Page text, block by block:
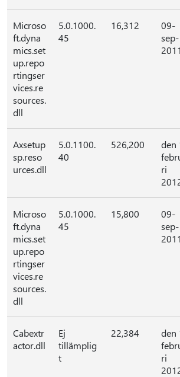
Microso
ft.dyna
mics.set
up.repo
rtingser
vices.re
sources.
dll
5.0.1000.
45
16,312
09-
sep-
2011
Axsetup
sp.reso
urces.dll
5.0.1100.
40
526,200
den
ri
Microso
ft.dyna
mics.set
up.repo
rtingser
vices.re
sources.
dll
5.0.1000.
45
15,800
09-
sep-
2011
Cabextr
actor.dll
Ej
tillämplig
t
22,384
den
ri